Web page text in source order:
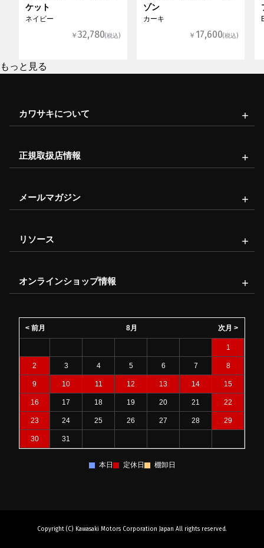
ケット
ネイビー
￥32,780(税込)
ゾン
カーキ
￥ 17,600(税込)
もっと見る
カワサキについて
正規取扱店情報
メールマガジン
リソース
オンラインショップ情報
8月
< 前月 次月 >
1
2 3 4 5 6 7 8
9 10 11 12 13 14 15
16 17 18 19 20 21 22
23 24 25 26 27 28 29
30 31
本日 定休日 棚卸日
Copyright (C) Kawasaki Motors Corporation Japan All rights reserved.